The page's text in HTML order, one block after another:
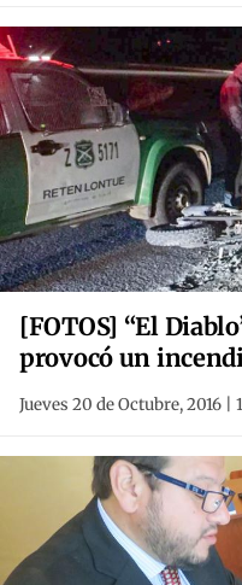
[FOTOS] “El
provocó un
Jueves 20 de Octubre, 2016 |